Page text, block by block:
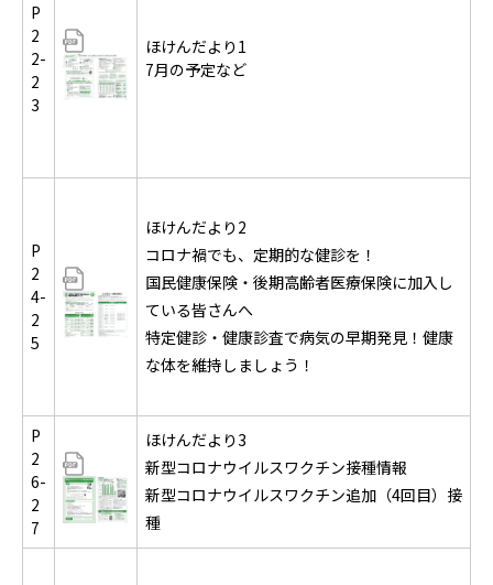
P
2
2-
2
3
ほけんだより1
7月の予定など
P
2
4-
2
5
ほけんだより2
コロナ禍でも、定期的な健診を！
国民健康保険・後期高齢者医療保険に加入し
ている皆さんへ
特定健診・健康診査で病気の早期発見！健康
な体を維持しましょう！
P
2
6-
2
7
ほけんだより3
新型コロナウイルスワクチン接種情報
新型コロナウイルスワクチン追加（4回目）接
種